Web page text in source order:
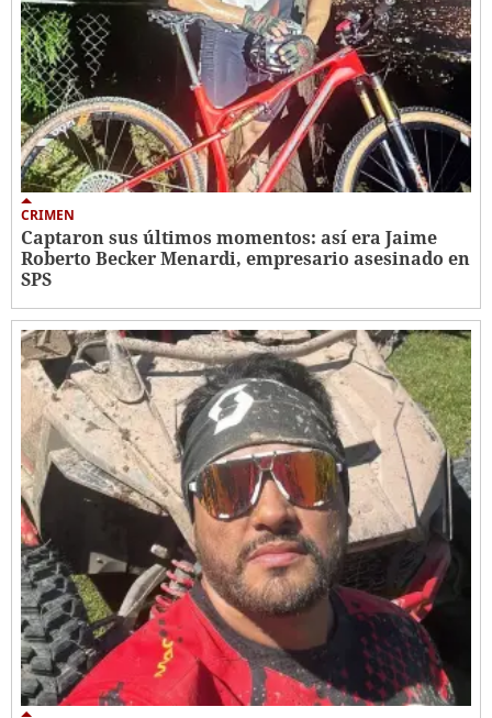
CRIMEN
Captaron sus últimos momentos: así era Jaime
Roberto Becker Menardi​​​, empresario asesinado en
SPS